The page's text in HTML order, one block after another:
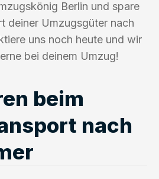
Berlin und spare
deiner Umzugsgüter nach
uns noch heute und wir
bei deinem Umzug!
beim
nach